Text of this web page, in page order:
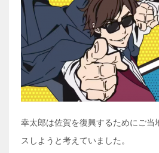
幸太郎は佐賀を復興するためにご当
スしようと考えていました。